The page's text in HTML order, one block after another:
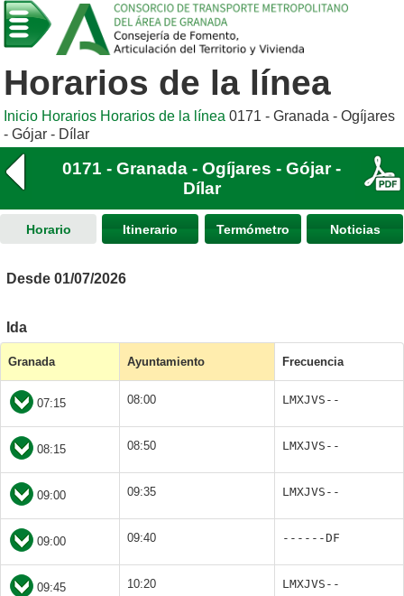
Horarios de la línea
Inicio Horarios Horarios de la línea 0171 - Granada - Ogíjares
- Gójar - Dílar
0171 - Granada - Ogíjares - Gójar -
Dílar
Horario Itinerario Termómetro Noticias
Desde 01/07/2026
Ida
Granada Ayuntamiento Frecuencia
07:15 08:00 LMXJVS--
08:15 08:50 LMXJVS--
09:00 09:35 LMXJVS--
09:00 09:40 ------DF
09:45 10:20 LMXJVS--